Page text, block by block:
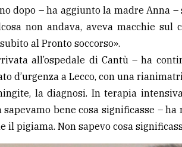
dopo – ha aggiunto la madre Anna
non andava, aveva macchie
al Pronto soccorso».
all’ospedale di Cantù – ha
d’urgenza a Lecco, con una
la diagnosi. In terapia
sapevamo bene cosa significasse –
il pigiama. Non sapevo cosa